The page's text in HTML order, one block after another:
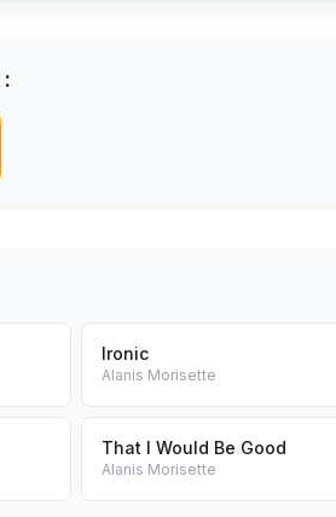
Ironic
Alanis Morisette
That I Would Be Good
Alanis Morisette